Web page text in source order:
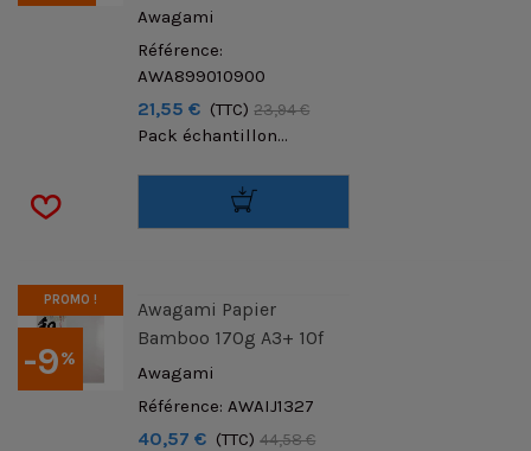
Awagami
Référence:
AWA899010900
21,55 € (TTC) 23,94 €
Pack échantillon...
-9%
PROMO !
Awagami Papier
Bamboo 170g A3+ 10f
Awagami
Référence: AWAIJ1327
40,57 € (TTC) 44,58 €